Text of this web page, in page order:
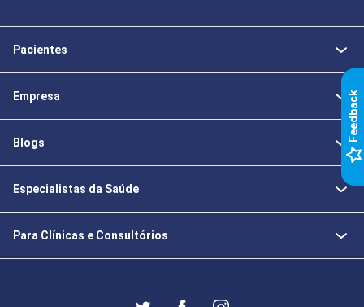
Pacientes
Empresa
Blogs
Especialistas da Saúde
Para Clínicas e Consultórios
k